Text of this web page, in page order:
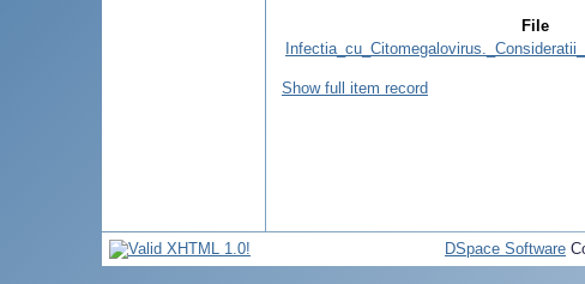
File
Show full item record
DSpace Software